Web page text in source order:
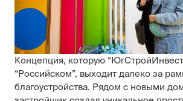
Концепция, которую
“Российском”, выходит далеко за
благоустройства. Рядом с новыми